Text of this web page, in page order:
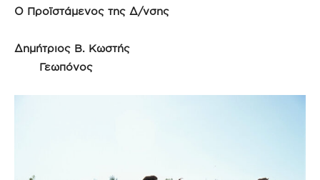
Ο Προϊστάμενος της Δ/νσης
Δημήτριος Β. Κωστής
Γεωπόνος